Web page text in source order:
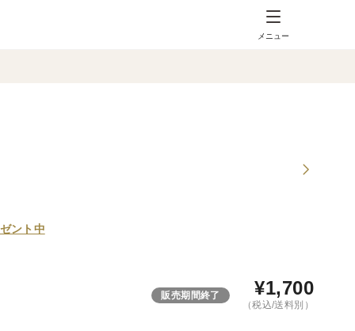
メニュー
ント中
販売期間終了 ¥1,700
（税込/送料別）